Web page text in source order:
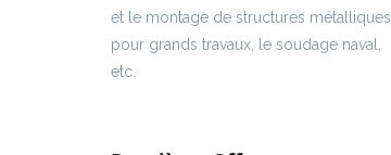
et le montage de structures métalliques
pour grands travaux, le soudage naval,
etc.